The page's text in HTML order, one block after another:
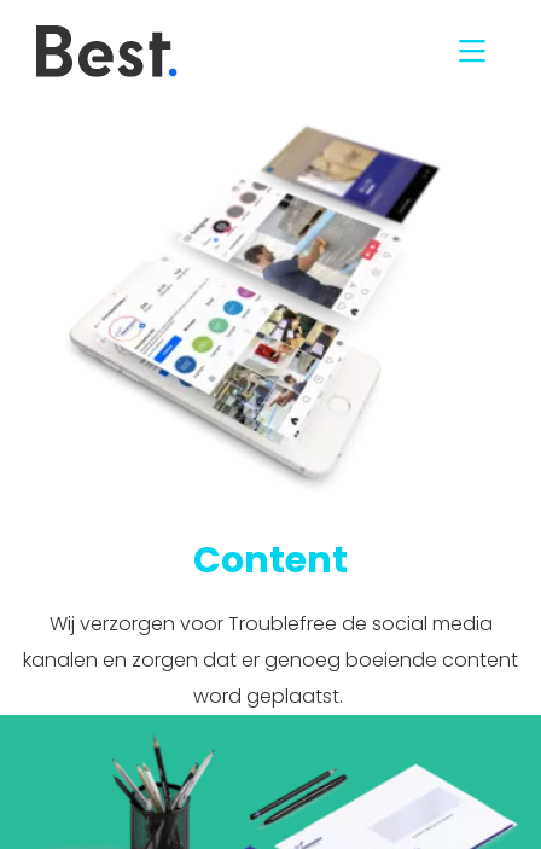
Content
Wij verzorgen voor Troublefree de social media
kanalen en zorgen dat er genoeg boeiende content
word geplaatst.